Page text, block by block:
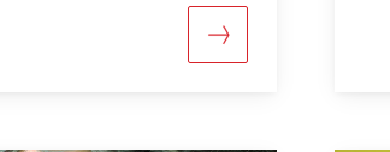
Mehr über